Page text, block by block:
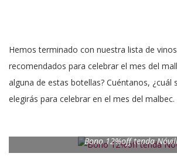
Hemos terminado con nuestra lista de
recomendados para celebrar el mes del
alguna de estas botellas? Cuéntanos, ¿cuál
elegirás para celebrar en el mes del malbec.
Bono 12%off tenda